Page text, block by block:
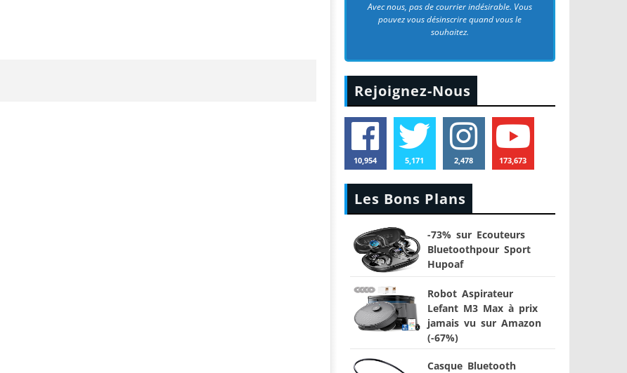
Avec nous, pas de courrier indésirable. Vous
pouvez vous désinscrire quand vous le
souhaitez.
Rejoignez-Nous
10,954 5,171 2,478 173,673
Les Bons Plans
-73% sur Ecouteurs
Bluetoothpour Sport
Hupoaf
Robot Aspirateur
Lefant M3 Max à prix
jamais vu sur Amazon
(-67%)
Casque Bluetooth